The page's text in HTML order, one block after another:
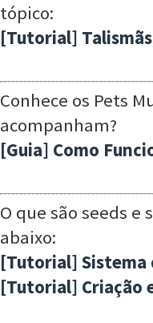
tópico:
[Tutorial]
Conhece os Pets
acompanham?
[Guia] Como
O que são seeds e
abaixo:
[Tutorial] Sistema
[Tutorial] Criação